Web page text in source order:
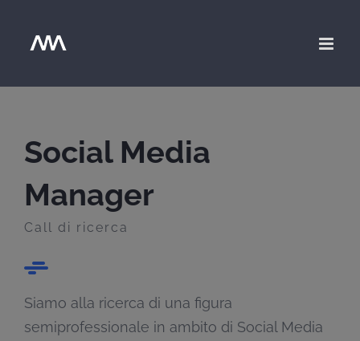
Social Media
Manager
Call di ricerca
Siamo alla ricerca di una figura
semiprofessionale in ambito di Social Media